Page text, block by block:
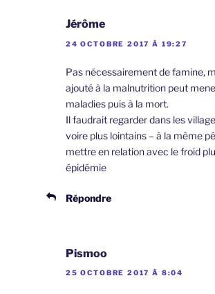
Jérôme
24 OCTOBRE 2017 À 19:27
Pas nécessairement de famine,
ajouté à la malnutrition peut
maladies puis à la mort.
Il faudrait regarder dans les
voire plus lointains – à la même
mettre en relation avec le froid
épidémie
Répondre
Pismoo
25 OCTOBRE 2017 À 8:04